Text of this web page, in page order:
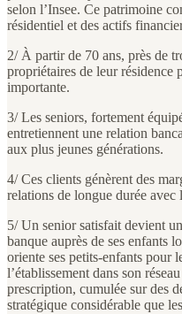
selon l’Insee. Ce patrimoine
résidentiel et des actifs
2/ À partir de 70 ans, près de
propriétaires de leur résidence
importante.
3/ Les seniors, fortement
entretiennent une relation
aux plus jeunes générations.
4/ Ces clients génèrent des
relations de longue durée avec
5/ Un senior satisfait devient
banque auprès de ses enfants
oriente ses petits-enfants pour
l’établissement dans son
prescription, cumulée sur des
stratégique considérable que